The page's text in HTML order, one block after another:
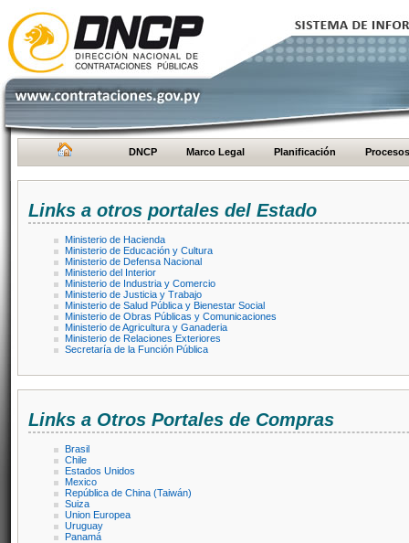
DNCP Marco Legal Planificación Procesos
Links a otros portales del Estado
Ministerio de Hacienda
Ministerio de Educación y Cultura
Ministerio de Defensa Nacional
Ministerio del Interior
Ministerio de Industria y Comercio
Ministerio de Justicia y Trabajo
Ministerio de Salud Pública y Bienestar Social
Ministerio de Obras Públicas y Comunicaciones
Ministerio de Agricultura y Ganaderia
Ministerio de Relaciones Exteriores
Secretaría de la Función Pública
Links a Otros Portales de Compras
Brasil
Chile
Estados Unidos
Mexico
República de China (Taiwán)
Suiza
Union Europea
Uruguay
Panamá